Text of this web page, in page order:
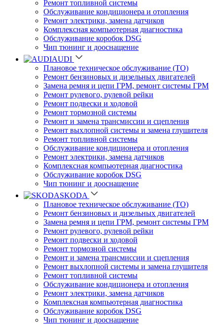
Ремонт топливной системы
Обслуживание кондиционера и отопления
Ремонт электрики, замена датчиков
Комплексная компьютерная диагностика
Обслуживание коробок DSG
Чип тюнинг и дооснащение
AUDI
Плановое техническое обслуживание (ТО)
Ремонт бензиновых и дизельных двигателей
Замена ремня и цепи ГРМ, ремонт системы ГРМ
Ремонт рулевого, рулевой рейки
Ремонт подвески и ходовой
Ремонт тормозной системы
Ремонт и замена трансмиссии и сцепления
Ремонт выхлопной системы и замена глушителя
Ремонт топливной системы
Обслуживание кондиционера и отопления
Ремонт электрики, замена датчиков
Комплексная компьютерная диагностика
Обслуживание коробок DSG
Чип тюнинг и дооснащение
SKODA
Плановое техническое обслуживание (ТО)
Ремонт бензиновых и дизельных двигателей
Замена ремня и цепи ГРМ, ремонт системы ГРМ
Ремонт рулевого, рулевой рейки
Ремонт подвески и ходовой
Ремонт тормозной системы
Ремонт и замена трансмиссии и сцепления
Ремонт выхлопной системы и замена глушителя
Ремонт топливной системы
Обслуживание кондиционера и отопления
Ремонт электрики, замена датчиков
Комплексная компьютерная диагностика
Обслуживание коробок DSG
Чип тюнинг и дооснащение